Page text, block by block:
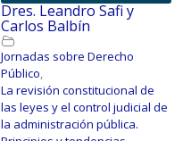
Dres. Leandro Safi y
Carlos Balbín
Jornadas sobre Derecho
Público,
La revisión constitucional de
las leyes y el control judicial de
la administración pública.